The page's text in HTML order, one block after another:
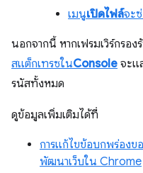
เมนูเปิดไฟล์จะ
นอกจากนี้ หากเฟรมเวิร์กรอง
สแต็กเทรซในConsole จะแ
รนัสทั้งหมด
ดูข้อมูลเพิ่มเติมได้ที่
การแก้ไขข้อบกพร่องข
พัฒนาเว็บใน Chrome